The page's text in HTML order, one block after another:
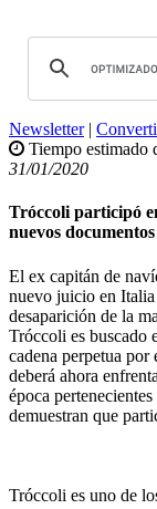
Newsletter|
Tiempo estimado
31/01/2020
Tróccoli participó
nuevos documentos
El ex capitán de
nuevo juicio en
desaparición de la
Tróccoli es buscado
cadena perpetua
deberá ahora
época
demuestran que
Tróccoli es uno de